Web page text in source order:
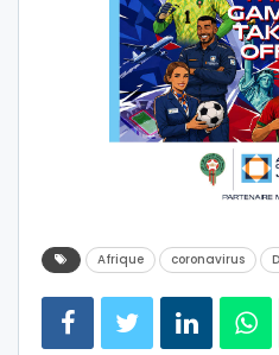
Afrique coronavirus